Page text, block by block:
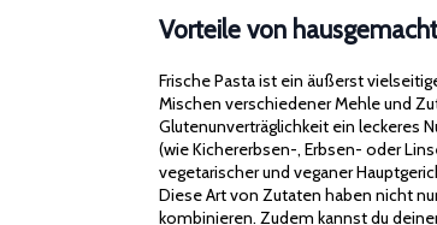
Vorteile von
Frische Pasta ist ein äußerst
Mischen verschiedener Mehle und
Glutenunverträglichkeit ein leckeres
(wie Kichererbsen-, Erbsen- oder
vegetarischer und veganer
Diese Art von Zutaten haben nicht
kombinieren. Zudem kannst du